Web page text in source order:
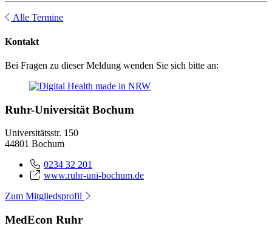
Alle Termine
Kontakt
Bei Fragen zu dieser Meldung wenden Sie sich bitte an:
Ruhr-Universität Bochum
Universitätsstr. 150
44801 Bochum
0234 32 201
www.ruhr-uni-bochum.de
Zum Mitgliedsprofil
MedEcon Ruhr